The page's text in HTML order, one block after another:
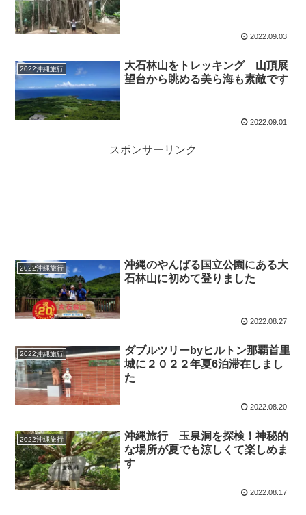
2022.09.03
2022沖縄旅行
大石林山をトレッキング 山頂展
望台から眺める美ら海も素敵です
2022.09.01
スポンサーリンク
2022沖縄旅行
沖縄のやんばる国立公園にある大
石林山に初めて登りました
2022.08.27
2022沖縄旅行
ダブルツリーbyヒルトン那覇首里
城に２０２２年夏6泊滞在しまし
た
2022.08.20
2022沖縄旅行
沖縄旅行 玉泉洞を探検！神秘的
な場所が夏でも涼しくて楽しめま
す
2022.08.17